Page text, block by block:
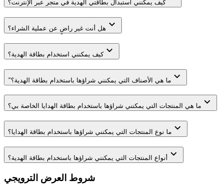
كيف يمكنني استبدال بطاقتي الهدية في متجر عبر الإنترنت؟
هل أنت غير راضٍ عن عملية الشراء؟
كيف يمكنني استخدام بطاقة الهدية؟
"ما هي الأصناف التي يمكنني شراؤها باستخدام بطاقة الهدية؟
ما هي المنتجات التي يمكنني شراؤها باستخدام بطاقة الهدايا الخاصة بي؟
ما نوع المنتجات التي يمكنني شراؤها باستخدام بطاقة الهدايا؟
أنواع المنتجات التي يمكنني شراؤها باستخدام بطاقة الهدية؟
شروط العرض الترويجي